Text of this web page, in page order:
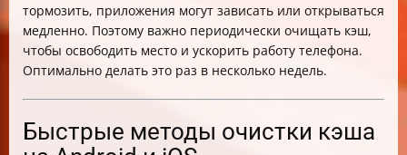
тормозить, приложения могут зависать или открываться
медленно. Поэтому важно периодически очищать кэш,
чтобы освободить место и ускорить работу телефона.
Оптимально делать это раз в несколько недель.
Быстрые методы очистки кэша